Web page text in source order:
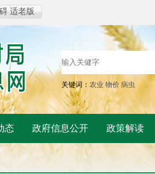
适老版
关键词： 农业 物价 病虫
态 政府信息公开 政策解读